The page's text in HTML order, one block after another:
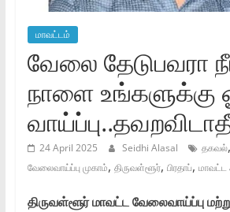
மாவட்டம்
வேலை தேடுபவரா
நாளை உங்களுக்கு
24 April 2025 Seidhi Alasal தகவல்,
வேலைவாய்ப்பு முகாம், திருவள்ளூர், பிரதாப், மாவட்ட
திருவள்ளூர் மாவட்ட வேலைவாய்ப்பு